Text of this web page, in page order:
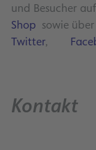
und Besucher
Shop sowie
Twitter,
Kontakt